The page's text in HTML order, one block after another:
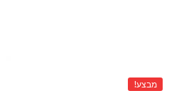
מבצע!